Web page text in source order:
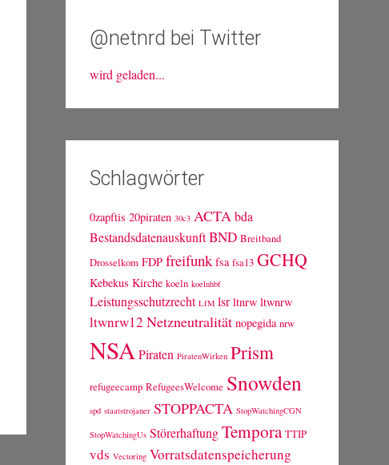
@netnrd bei Twitter
wird geladen...
Schlagwörter
0zapftis 20piraten 30c3 ACTAbda
BestandsdatenauskunftBND Breitband
Drosselkom FDP freifunk fsa fsa13 GCHQ
Kebekus Kirche koeln koelnhbf
Leistungsschutzrecht LfM lsr ltnrw ltwnrw
ltwnrw12 Netzneutralität nopegida nrw
NSAPiraten PiratenWirken Prism
refugeecamp RefugeesWelcome Snowden
spd staatstrojaner STOPPACTA StopWatchingCGN
StopWatchingUs StörerhaftungTempora TTIP
vds Vectoring Vorratsdatenspeicherung